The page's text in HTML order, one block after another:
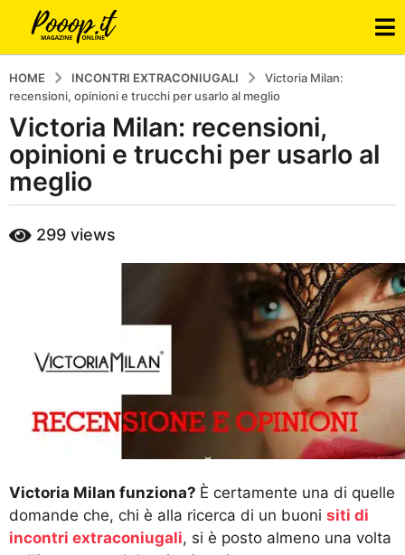
HOME INCONTRI EXTRACONIUGALI
Victoria Milan:
recensioni, opinioni e trucchi per usarlo al meglio
6
a
n
n
a
Victoria Milan: recensioni,
opinioni e trucchi per usarlo al
meglio
y
299 views
Victoria Milan funziona? È certamente una di quelle
domande che, chi è alla ricerca di un buoni siti di
incontri extraconiugali, si è posto almeno una volta